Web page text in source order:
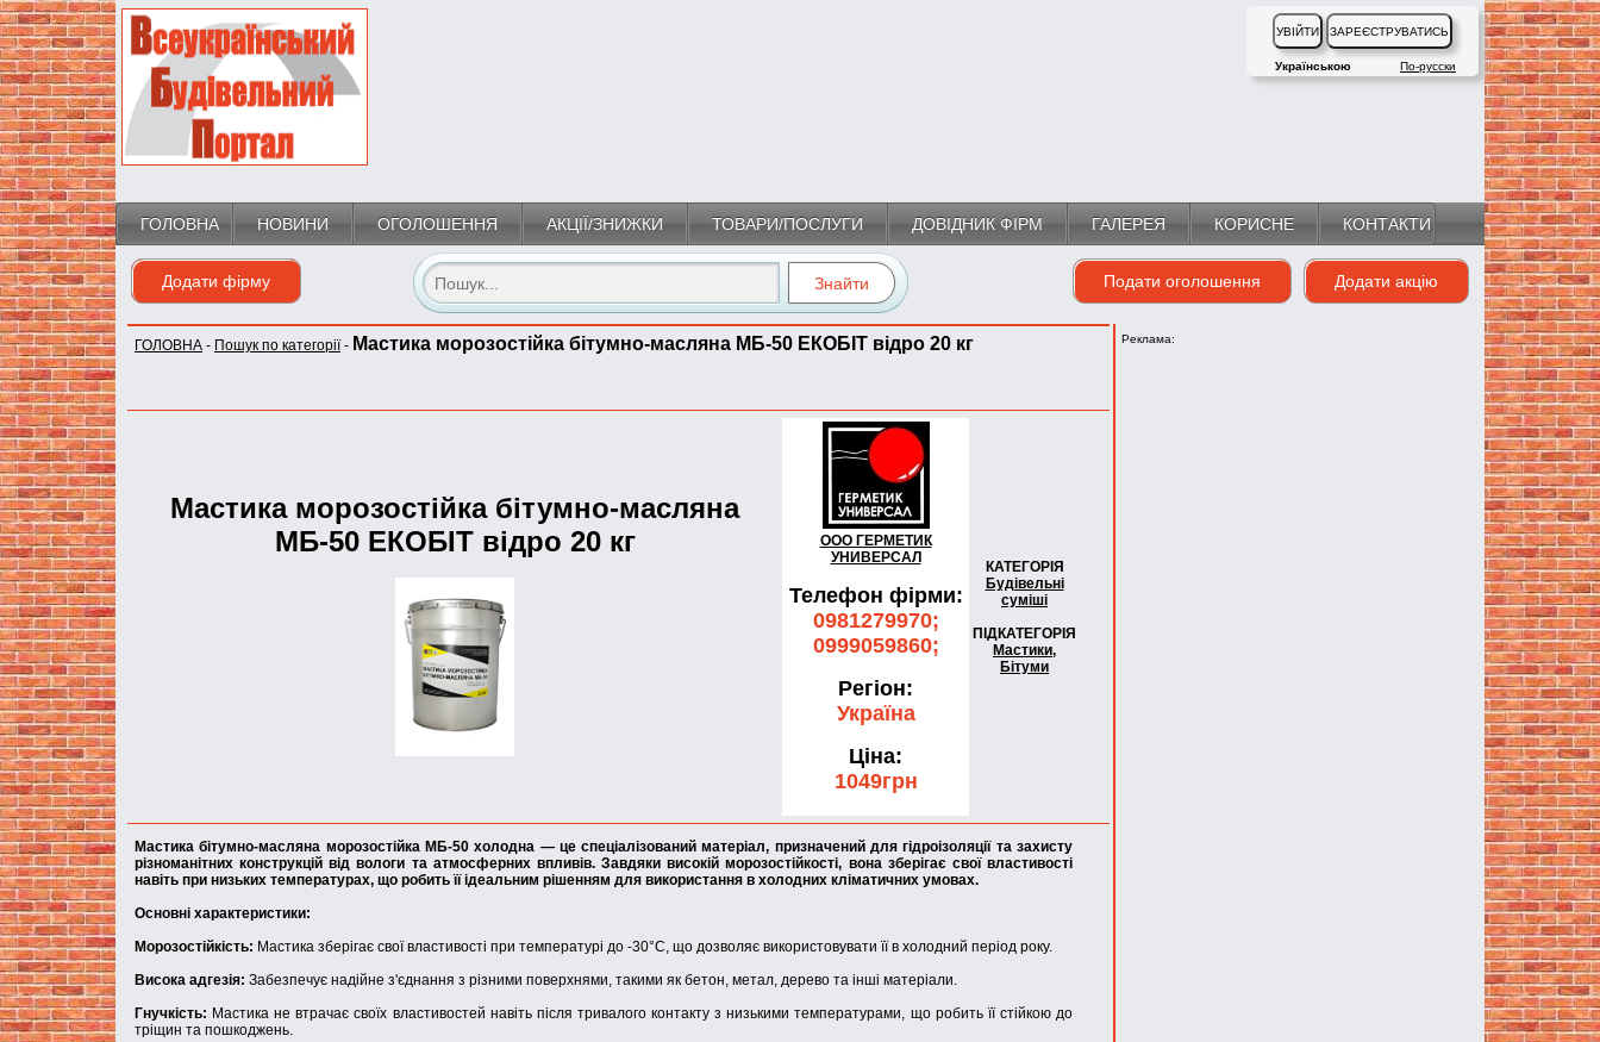
Українською По-русски
ГОЛОВНА НОВИНИ ОГОЛОШЕННЯ АКЦІЇ/ЗНИЖКИ ТОВАРИ/ПОСЛУГИ ДОВІДНИК ФІРМ ГАЛЕРЕЯ КОРИСНЕ КОНТАКТИ
Додати фірму Додати акцію
Подати оголошення
ГОЛОВНА - Пошук по категорії- Мастика морозостійка бітумно-масляна МБ-50 ЕКОБIТ вiдро 20 кг
Мастика морозостійка бітумно-масляна
МБ-50 ЕКОБIТ вiдро 20 кг
ООО ГЕРМЕТИК
УНИВЕРСАЛ
Телефон фірми:
0981279970;
0999059860;
Регіон:
Україна
Ціна:
1049грн
КАТЕГОРІЯ
Будівельні
суміші
ПІДКАТЕГОРІЯ
Мастики,
Бітуми
Мастика бітумно-масляна морозостійка МБ-50 холодна — це спеціалізований матеріал, призначений для гідроізоляції та захисту
різноманітних конструкцій від вологи та атмосферних впливів. Завдяки високій морозостійкості, вона зберігає свої властивості
навіть при низьких температурах, що робить її ідеальним рішенням для використання в холодних кліматичних умовах.
Основні характеристики:
Морозостійкість: Мастика зберігає свої властивості при температурі до -30°C, що дозволяє використовувати її в холодний період року.
Висока адгезія: Забезпечує надійне з'єднання з різними поверхнями, такими як бетон, метал, дерево та інші матеріали.
Гнучкість: Мастика не втрачає своїх властивостей навіть після тривалого контакту з низькими температурами, що робить її стійкою до
тріщин та пошкоджень.
Реклама: